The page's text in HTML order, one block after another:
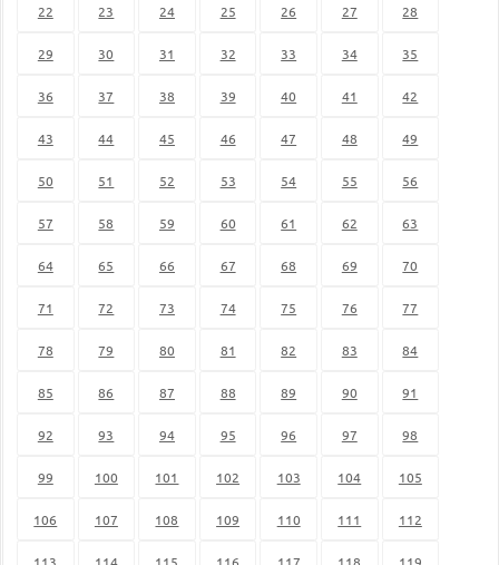
22 23 24 25 26 27 28
29 30 31 32 33 34 35
36 37 38 39 40 41 42
43 44 45 46 47 48 49
50 51 52 53 54 55 56
57 58 59 60 61 62 63
64 65 66 67 68 69 70
71 72 73 74 75 76 77
78 79 80 81 82 83 84
85 86 87 88 89 90 91
92 93 94 95 96 97 98
99 100 101 102 103 104 105
106 107 108 109 110 111 112